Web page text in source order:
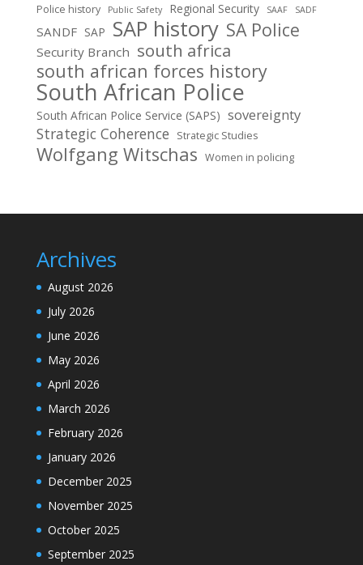
Police history Public Safety Regional Security SAAF SADF
SANDF SAP SAP history SA Police
Security Branch south africa
south african forces history
South African Police
South African Police Service (SAPS) sovereignty
Strategic Coherence Strategic Studies
Wolfgang Witschas Women in policing
Archives
August 2026
July 2026
June 2026
May 2026
April 2026
March 2026
February 2026
January 2026
December 2025
November 2025
October 2025
September 2025